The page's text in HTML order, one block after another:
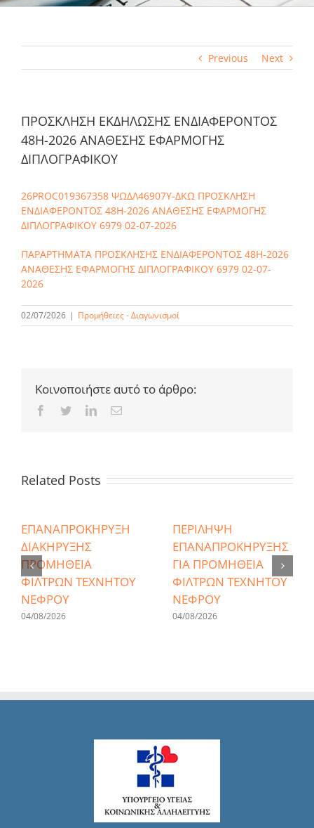
Previous Next
ΠΡΟΣΚΛΗΣΗ ΕΚΔΗΛΩΣΗΣ ΕΝΔΙΑΦΕΡΟΝΤΟΣ
48Η-2026 ΑΝΑΘΕΣΗΣ ΕΦΑΡΜΟΓΗΣ
ΔΙΠΛΟΓΡΑΦΙΚΟΥ
26PROC019367358 ΨΩΔΛ46907Υ-ΔΚΩ ΠΡΟΣΚΛΗΣΗ
ΕΝΔΙΑΦΕΡΟΝΤΟΣ 48Η-2026 ΑΝΑΘΕΣΗΣ ΕΦΑΡΜΟΓΗΣ
ΔΙΠΛΟΓΡΑΦΙΚΟΥ 6979 02-07-2026
ΠΑΡΑΡΤΗΜΑΤΑ ΠΡΟΣΚΛΗΣΗΣ ΕΝΔΙΑΦΕΡΟΝΤΟΣ 48Η-2026
ΑΝΑΘΕΣΗΣ ΕΦΑΡΜΟΓΗΣ ΔΙΠΛΟΓΡΑΦΙΚΟΥ 6979 02-07-
2026
02/07/2026 | Προμήθειες - Διαγωνισμοί
Κοινοποιήστε αυτό το άρθρο:
Facebook
TwitterLinkedInEmail
Related Posts
ΕΠΑΝΑΠΡΟΚΗΡΥΞΗ
ΔΙΑΚΗΡΥΞΗΣ
ΠΡΟΜΗΘΕΙΑ
ΦΙΛΤΡΩΝ ΤΕΧΝΗΤΟΥ
ΝΕΦΡΟΥ
04/08/2026
ΠΕΡΙΛΗΨΗ
ΕΠΑΝΑΠΡΟΚΗΡΥΞΗΣ
ΓΙΑ ΠΡΟΜΗΘΕΙΑ
ΦΙΛΤΡΩΝ ΤΕΧΝΗΤΟΥ
ΝΕΦΡΟΥ
04/08/2026